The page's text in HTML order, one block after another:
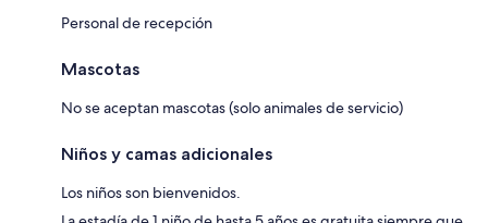
Personal de recepción
Mascotas
No se aceptan mascotas (solo animales de servicio)
Niños y camas adicionales
Los niños son bienvenidos.